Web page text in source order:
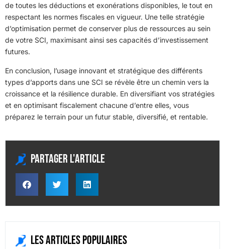
de toutes les déductions et exonérations disponibles, le tout en
respectant les normes fiscales en vigueur. Une telle stratégie
d’optimisation permet de conserver plus de ressources au sein
de votre SCI, maximisant ainsi ses capacités d’investissement
futures.
En conclusion, l’usage innovant et stratégique des différents
types d’apports dans une SCI se révèle être un chemin vers la
croissance et la résilience durable. En diversifiant vos stratégies
et en optimisant fiscalement chacune d’entre elles, vous
préparez le terrain pour un futur stable, diversifié, et rentable.
Partager l'article
Les articles populaires